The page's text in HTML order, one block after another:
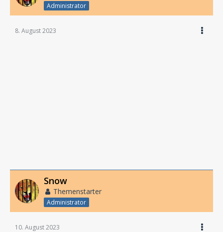
Administrator
8. August 2023
Snow
Themenstarter
Administrator
10. August 2023